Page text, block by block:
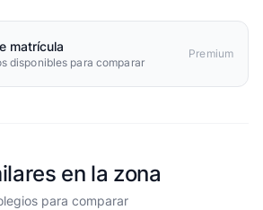
matrícula
disponibles para comparar
Premium
en la zona
para comparar